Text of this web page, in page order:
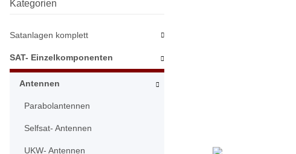
Kategorien
Satanlagen komplett
SAT- Einzelkomponenten
Antennen
Parabolantennen
Selfsat- Antennen
UKW- Antennen